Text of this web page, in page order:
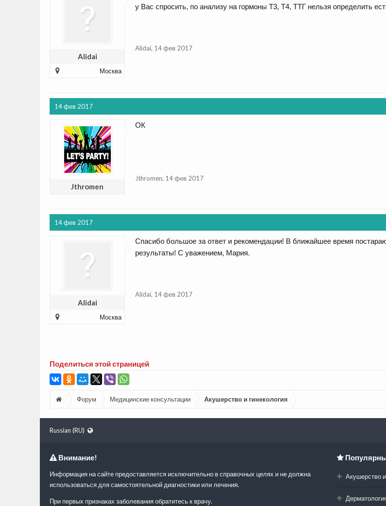
Alidai
Москва
у Вас спросить, по анализу на гормоны Т3, Т4, ТТГ нельзя определить
Alidai, 14 фев 2017
14 фев 2017
Jthromen
ОК
Jthromen, 14 фев 2017
14 фев 2017
Alidai
Москва
Спасибо большое за ответ и рекомендации! В ближайшее время
результаты! С уважением, Мария.
Alidai, 14 фев 2017
Поделиться этой страницей
Форум Медицинские консультации Акушерство и гинекология
Russian (RU)
Внимание!
Информация на сайте предоставляется исключительно в справочных целях и не должна
использоваться для самостоятельной диагностики или лечения.
При первых признаках заболевания обратитесь к врачу.
Акушерство